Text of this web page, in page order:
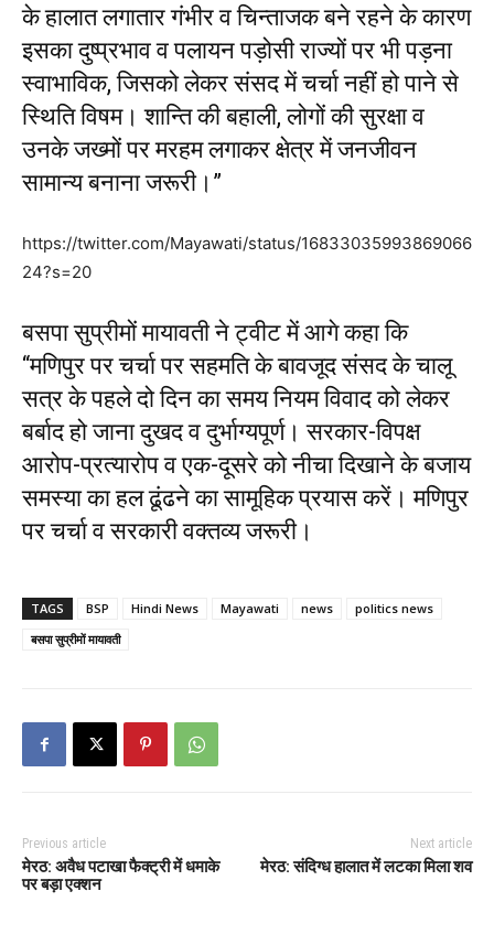
के हालात लगातार गंभीर व चिन्ताजक बने रहने के कारण
इसका दुष्प्रभाव व पलायन पड़ोसी राज्यों पर भी पड़ना
स्वाभाविक, जिसको लेकर संसद में चर्चा नहीं हो पाने से
स्थिति विषम। शान्ति की बहाली, लोगों की सुरक्षा व
उनके जख्मों पर मरहम लगाकर क्षेत्र में जनजीवन
सामान्य बनाना जरूरी।”
https://twitter.com/Mayawati/status/16833035993869066
24?s=20
बसपा सुप्रीमों मायावती ने ट्वीट में आगे कहा कि
“मणिपुर पर चर्चा पर सहमति के बावजूद संसद के चालू
सत्र के पहले दो दिन का समय नियम विवाद को लेकर
बर्बाद हो जाना दुखद व दुर्भाग्यपूर्ण। सरकार-विपक्ष
आरोप-प्रत्यारोप व एक-दूसरे को नीचा दिखाने के बजाय
समस्या का हल ढूंढने का सामूहिक प्रयास करें। मणिपुर
पर चर्चा व सरकारी वक्तव्य जरूरी।
TAGS BSP Hindi News Mayawati news
politics news
बसपा सुप्रीमों मायावती
Previous article
मेरठ: अवैध पटाखा फैक्ट्री में धमाके
पर बड़ा एक्शन
Next article
मेरठ: संदिग्ध हालात में लटका मिला शव